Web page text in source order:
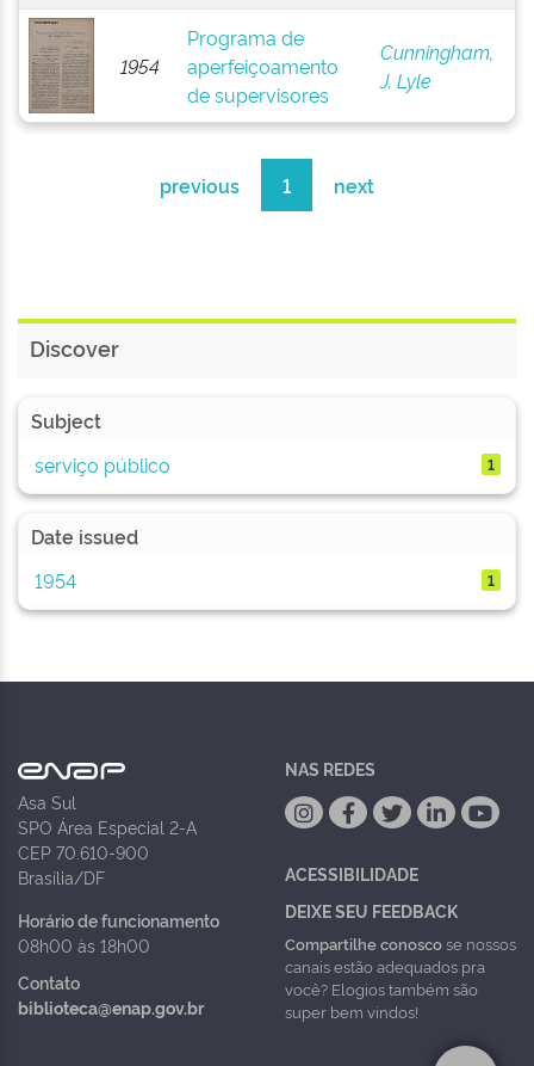
1954
Programa de
aperfeiçoamento
de supervisores
Cunningham,
J. Lyle
previous 1 next
Discover
Subject
serviço público
1
Date issued
1954
1
Asa Sul
SPO Área Especial 2-A
CEP 70.610-900
Brasília/DF
Horário de funcionamento
08h00 às 18h00
Contato
biblioteca@enap.gov.br
NAS REDES
ACESSIBILIDADE
DEIXE SEU FEEDBACK
Compartilhe conoscose nossos
canais estão adequados pra
você? Elogios também são
super bem vindos!